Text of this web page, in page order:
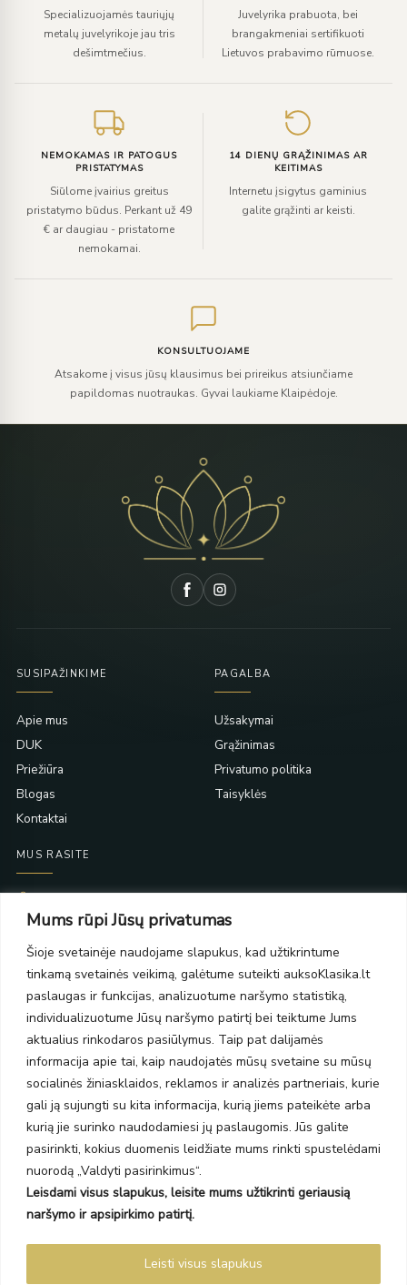
Mums rūpi Jūsų privatumas
Šioje svetainėje naudojame slapukus, kad užtikrintume
tinkamą svetainės veikimą, galėtume suteikti auksoKlasika.lt
paslaugas ir funkcijas, analizuotume naršymo statistiką,
individualizuotume Jūsų naršymo patirtį bei teiktume Jums
aktualius rinkodaros pasiūlymus. Taip pat dalijamės
informacija apie tai, kaip naudojatės mūsų svetaine su mūsų
socialinės žiniasklaidos, reklamos ir analizės partneriais, kurie
gali ją sujungti su kita informacija, kurią jiems pateikėte arba
kurią jie surinko naudodamiesi jų paslaugomis. Jūs galite
pasirinkti, kokius duomenis leidžiate mums rinkti spustelėdami
nuorodą „Valdyti pasirinkimus“.
Leisdami visus slapukus, leisite mums užtikrinti geriausią
naršymo ir apsipirkimo patirtį.
Leisti visus slapukus
Specializuojamės tauriųjų
metalų juvelyrikoje jau tris
dešimtmečius.
Juvelyrika prabuota, bei
brangakmeniai sertifikuoti
Lietuvos prabavimo rūmuose.
NEMOKAMAS IR PATOGUS
PRISTATYMAS
Siūlome įvairius greitus
pristatymo būdus. Perkant už 49
€ ar daugiau - pristatome
nemokamai.
14 DIENŲ GRĄŽINIMAS AR
KEITIMAS
Internetu įsigytus gaminius
galite grąžinti ar keisti.
KONSULTUOJAME
Atsakome į visus jūsų klausimus bei prireikus atsiunčiame
papildomas nuotraukas. Gyvai laukiame Klaipėdoje.
SUSIPAŽINKIME
Apie mus
DUK
Priežiūra
Blogas
Kontaktai
PAGALBA
Užsakymai
Grąžinimas
Privatumo politika
Taisyklės
MUS RASITE
PC Molas, Klaipėda
PC BIG 2, Klaipėda
Šilutės pl. 35
PC Banginis, Klaipėda
NAUJIENLAIŠKIS
Prenumeruokite ir gaukite pasiūlymus, naujienas bei riboto
leidimo kolekcijas.
SIŲSTI